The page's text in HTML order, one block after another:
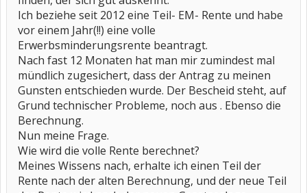
Ich beziehe seit 2012 eine Teil- EM- Rente und habe
vor einem Jahr(!!) eine volle
Erwerbsminderungsrente beantragt.
Nach fast 12 Monaten hat man mir zumindest mal
mündlich zugesichert, dass der Antrag zu meinen
Gunsten entschieden wurde. Der Bescheid steht, auf
Grund technischer Probleme, noch aus . Ebenso die
Berechnung.
Nun meine Frage.
Wie wird die volle Rente berechnet?
Meines Wissens nach, erhalte ich einen Teil der
Rente nach der alten Berechnung, und der neue Teil